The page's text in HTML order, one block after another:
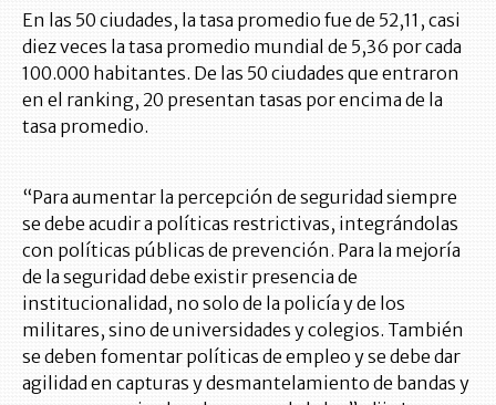
En las 50 ciudades, la tasa promedio fue de 52,11, casi
diez veces la tasa promedio mundial de 5,36 por cada
100.000 habitantes. De las 50 ciudades que entraron
en el ranking, 20 presentan tasas por encima de la
tasa promedio.
“Para aumentar la percepción de seguridad siempre
se debe acudir a políticas restrictivas, integrándolas
con políticas públicas de prevención. Para la mejoría
de la seguridad debe existir presencia de
institucionalidad, no solo de la policía y de los
militares, sino de universidades y colegios. También
se deben fomentar políticas de empleo y se debe dar
agilidad en capturas y desmantelamiento de bandas y